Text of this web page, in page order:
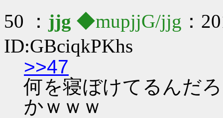
50 ： jjg ◆mupjjG/jjg ：
ID:GBciqkPKhs
>>47
何を寝ぼけてるんだ
かｗｗｗ